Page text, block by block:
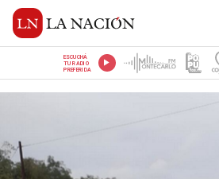
ESCUCHÁ
TU RADIO
PREFERIDA